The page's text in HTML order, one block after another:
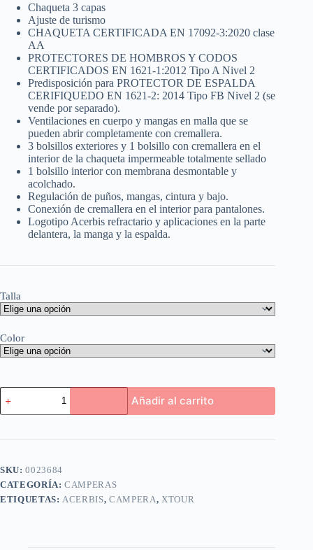
Chaqueta 3 capas
Ajuste de turismo
CHAQUETA CERTIFICADA EN 17092-3:2020 clase
AA
PROTECTORES DE HOMBROS Y CODOS
CERTIFICADOS EN 1621-1:2012 Tipo A Nivel 2
Predisposición para PROTECTOR DE ESPALDA
CERIFIQUEDO EN 1621-2: 2014 Tipo FB Nivel 2 (se
vende por separado).
Ventilaciones en cuerpo y mangas en malla que se
pueden abrir completamente con cremallera.
3 bolsillos exteriores y 1 bolsillo con cremallera en el
interior de la chaqueta impermeable totalmente sellado
1 bolsillo interior con membrana desmontable y
acolchado.
Regulación de puños, mangas, cintura y bajo.
Conexión de cremallera en el interior para pantalones.
Logotipo Acerbis refractario y aplicaciones en la parte
delantera, la manga y la espalda.
Talla
Color
Campera
Acerbis
X-
cantidad
Añadir al carrito
SKU:0023684
CATEGORÍA:CAMPERAS
ETIQUETAS: ACERBIS,CAMPERA, XTOUR